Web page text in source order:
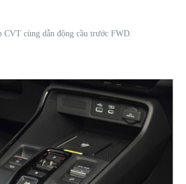
CVT cùng dẫn động cầu trước FWD.